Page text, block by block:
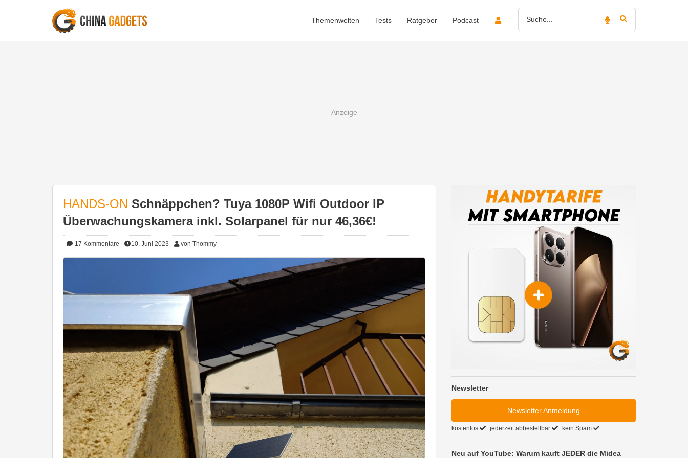
Themenwelten Tests Ratgeber Podcast
HANDS-ON Schnäppchen? Tuya 1080P Wifi Outdoor IP
Überwachungskamera inkl. Solarpanel für nur 46,36€!
17 Kommentare 10. Juni 2023 von Thommy
Newsletter
Newsletter Anmeldung
kostenlos jederzeit abbestellbar kein Spam
Neu auf YouTube: Warum kauft JEDER die Midea